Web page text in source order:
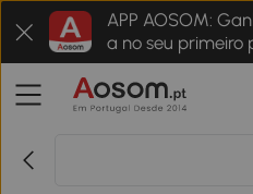
APP AOSOM:
a no seu primeiro